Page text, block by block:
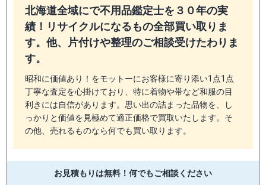
北海道全域にで不用品鑑定士を３０年の実
績！リサイクルになるもの全部買い取りま
す。他、片付けや整理のご相談受けたわりま
す。
昭和に価値あり！をモットーにお客様に寄り添い1点1点
丁寧な査定を心掛けており、特に着物や帯など和服の目
利きには自信があります。思い出の詰まった品物を、し
っかりと価値を見極めて適正価格で買取いたします。そ
の他、売れるものなら何でも買い取ります。
お見積もりは無料！ 何でもご相談ください